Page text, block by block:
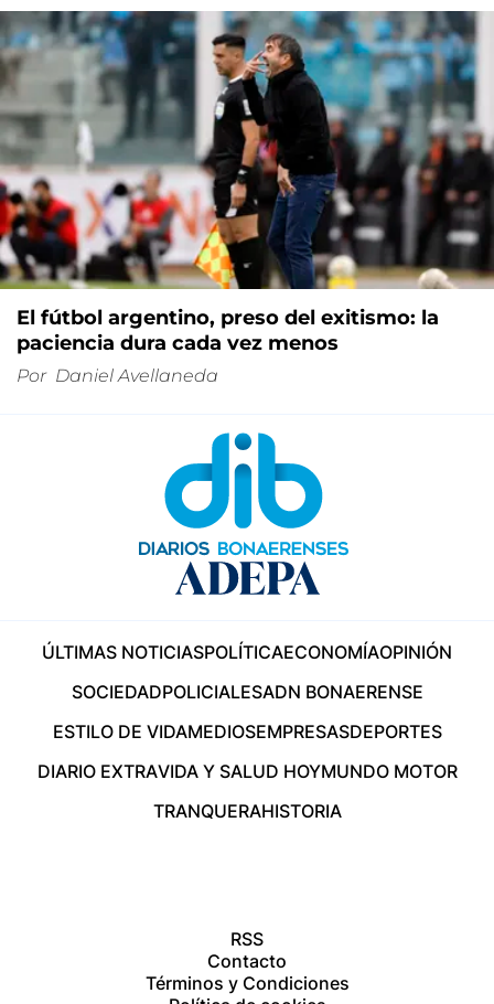
El fútbol argentino, preso del exitismo: la
paciencia dura cada vez menos
Por Daniel Avellaneda
ÚLTIMAS NOTICIASPOLÍTICAECONOMÍAOPINIÓN
SOCIEDADPOLICIALESADN BONAERENSE
ESTILO DE VIDAMEDIOSEMPRESASDEPORTES
DIARIO EXTRAVIDA Y SALUD HOYMUNDO MOTOR
TRANQUERAHISTORIA
RSS
Contacto
Términos y Condiciones